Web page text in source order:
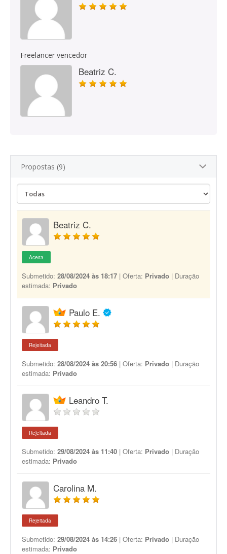
Freelancer vencedor
Beatriz C.
Propostas (9)
Beatriz C.
Aceita
Submetido: 28/08/2024 às 18:17 | Oferta: Privado | Duração
estimada: Privado
Paulo E.
Rejeitada
Submetido: 28/08/2024 às 20:56 | Oferta: Privado | Duração
estimada: Privado
Leandro T.
Rejeitada
Submetido: 29/08/2024 às 11:40 | Oferta: Privado | Duração
estimada: Privado
Carolina M.
Rejeitada
Submetido: 29/08/2024 às 14:26 | Oferta: Privado | Duração
estimada: Privado